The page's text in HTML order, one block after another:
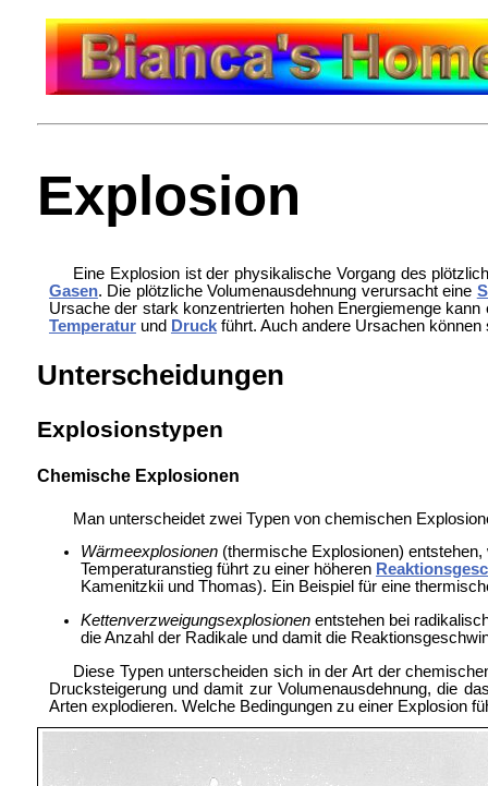
Explosion
Eine Explosion ist der physikalische Vorgang des
Gasen. Die plötzliche Volumenausdehnung verursacht eine
Ursache der stark konzentrierten hohen Energiemenge kann
Temperaturund Druckführt. Auch andere Ursachen
Unterscheidungen
Explosionstypen
Chemische Explosionen
Man unterscheidet zwei Typen von chemischen
Wärmeexplosionen(thermische Explosionen) entstehen,
Temperaturanstieg führt zu einer höheren
Kamenitzkii und Thomas). Ein Beispiel für eine
Kettenverzweigungsexplosionenentstehen bei
die Anzahl der Radikale und damit die
Diese Typen unterscheiden sich in der Art der
Drucksteigerung und damit zur Volumenausdehnung, die
Arten explodieren. Welche Bedingungen zu einer Explosion